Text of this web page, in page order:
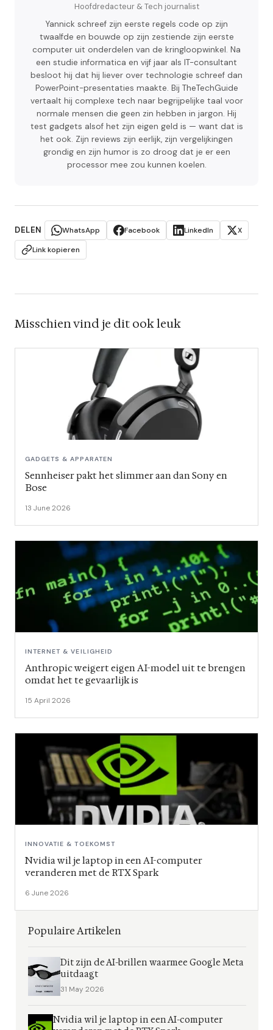
Hoofdredacteur & Tech journalist
Yannick schreef zijn eerste regels code op zijn
twaalfde en bouwde op zijn zestiende zijn eerste
computer uit onderdelen van de kringloopwinkel. Na
een studie informatica en vijf jaar als IT-consultant
besloot hij dat hij liever over technologie schreef dan
PowerPoint-presentaties maakte. Bij TheTechGuide
vertaalt hij complexe tech naar begrijpelijke taal voor
normale mensen die geen zin hebben in jargon. Hij
test gadgets alsof het zijn eigen geld is — want dat is
het ook. Zijn reviews zijn eerlijk, zijn vergelijkingen
grondig en zijn humor is zo droog dat je er een
processor mee zou kunnen koelen.
DELEN WhatsApp Facebook LinkedIn
X
Link kopieren
Misschien vind je dit ook leuk
GADGETS & APPARATEN
Sennheiser pakt het slimmer aan dan Sony en
Bose
13 June 2026
INTERNET & VEILIGHEID
Anthropic weigert eigen AI-model uit te brengen
omdat het te gevaarlijk is
15 April 2026
INNOVATIE & TOEKOMST
Nvidia wil je laptop in een AI-computer
veranderen met de RTX Spark
6 June 2026
Populaire Artikelen
Dit zijn de AI-brillen waarmee Google Meta
uitdaagt
31 May 2026
Nvidia wil je laptop in een AI-computer